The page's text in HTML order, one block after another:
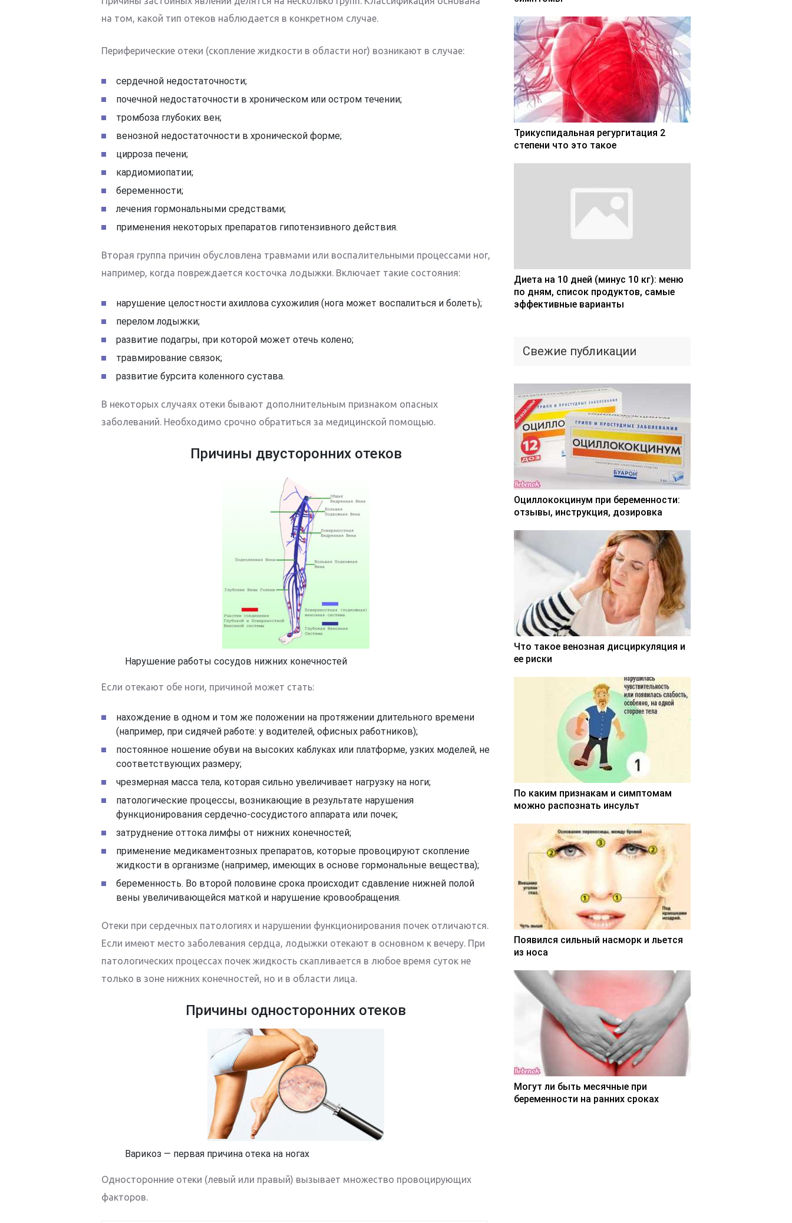
на том, какой тип отеков наблюдается в конкретном случае.
Периферические отеки (скопление жидкости в области ног) возникают в случае:
сердечной недостаточности;
почечной недостаточности в хроническом или остром течении;
тромбоза глубоких вен;
венозной недостаточности в хронической форме;
цирроза печени;
кардиомиопатии;
беременности;
лечения гормональными средствами;
применения некоторых препаратов гипотензивного действия.
Вторая группа причин обусловлена травмами или воспалительными процессами ног,
например, когда повреждается косточка лодыжки. Включает такие состояния:
нарушение целостности ахиллова сухожилия (нога может воспалиться и болеть);
перелом лодыжки;
развитие подагры, при которой может отечь колено;
травмирование связок;
развитие бурсита коленного сустава.
В некоторых случаях отеки бывают дополнительным признаком опасных
заболеваний. Необходимо срочно обратиться за медицинской помощью.
Причины двусторонних отеков
Нарушение работы сосудов нижних конечностей
Если отекают обе ноги, причиной может стать:
нахождение в одном и том же положении на протяжении длительного времени
(например, при сидячей работе: у водителей, офисных работников);
постоянное ношение обуви на высоких каблуках или платформе, узких моделей, не
соответствующих размеру;
чрезмерная масса тела, которая сильно увеличивает нагрузку на ноги;
патологические процессы, возникающие в результате нарушения
функционирования сердечно-сосудистого аппарата или почек;
затруднение оттока лимфы от нижних конечностей;
применение медикаментозных препаратов, которые провоцируют скопление
жидкости в организме (например, имеющих в основе гормональные вещества);
беременность. Во второй половине срока происходит сдавление нижней полой
вены увеличивающейся маткой и нарушение кровообращения.
Отеки при сердечных патологиях и нарушении функционирования почек отличаются.
Если имеют место заболевания сердца, лодыжки отекают в основном к вечеру. При
патологических процессах почек жидкость скапливается в любое время суток не
только в зоне нижних конечностей, но и в области лица.
Причины односторонних отеков
Варикоз — первая причина отека на ногах
Односторонние отеки (левый или правый) вызывает множество провоцирующих
факторов.
Трикуспидальная регургитация 2
степени что это такое
Диета на 10 дней (минус 10 кг): меню
по дням, список продуктов, самые
эффективные варианты
Свежие публикации
Оциллококцинум при беременности:
отзывы, инструкция, дозировка
Что такое венозная дисциркуляция и
ее риски
По каким признакам и симптомам
можно распознать инсульт
Появился сильный насморк и льется
из носа
Могут ли быть месячные при
беременности на ранних сроках